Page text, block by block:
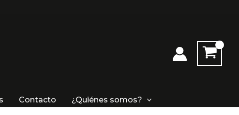
Contacto ¿Quiénes somos?